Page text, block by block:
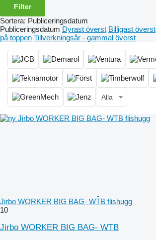
Filter
Sortera: Publiceringsdatum
Publiceringsdatum Dyrast överst Billigast överst
på toppen Tillverkningsår - gammal överst
Alla
Jirbo WORKER BIG BAG- WTB flishugg
10
Jirbo WORKER BIG BAG- WTB